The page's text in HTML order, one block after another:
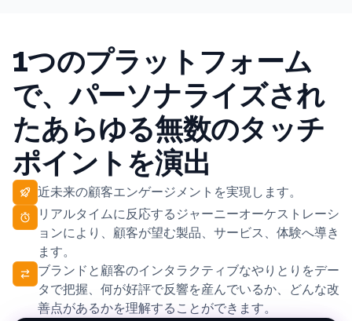
1つのプラットフォーム
で、パーソナライズされ
たあらゆる無数のタッチ
ポイントを演出
近未来の顧客エンゲージメントを実現します。
リアルタイムに反応するジャーニーオーケストレーシ
ョンにより、顧客が望む製品、サービス、体験へ導き
ます。
ブランドと顧客のインタラクティブなやりとりをデー
タで把握、何が好評で反響を産んでいるか、どんな改
善点があるかを理解することができます。